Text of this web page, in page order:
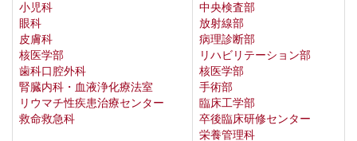
小児科
眼科
皮膚科
核医学部
歯科口腔外科
腎臓内科・血液浄化療法室
リウマチ性疾患治療センター
救命救急科
中央検査部
放射線部
病理診断部
リハビリテーション部
核医学部
手術部
臨床工学部
卒後臨床研修センター
栄養管理科